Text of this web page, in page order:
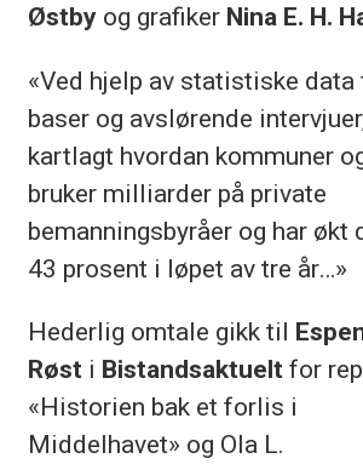
Østbyog grafiker Nina E. H.
«Ved hjelp av statistiske data
baser og avslørende
kartlagt hvordan kommuner
bruker milliarder på private
bemanningsbyråer og har økt
43 prosent i løpet av tre år…»
Hederlig omtale gikk til
Røsti Bistandsaktueltfor
«Historien bak et forlis i
Middelhavet» og Ola L.